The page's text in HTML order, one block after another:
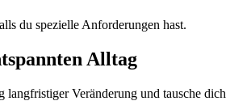
du spezielle Anforderungen hast.
Alltag
Veränderung und tausche